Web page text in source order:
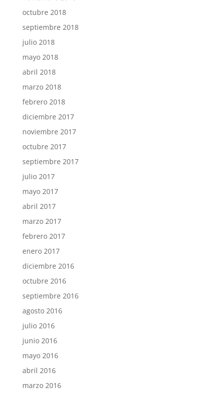
octubre 2018
septiembre 2018
julio 2018
mayo 2018
abril 2018
marzo 2018
febrero 2018
diciembre 2017
noviembre 2017
octubre 2017
septiembre 2017
julio 2017
mayo 2017
abril 2017
marzo 2017
febrero 2017
enero 2017
diciembre 2016
octubre 2016
septiembre 2016
agosto 2016
julio 2016
junio 2016
mayo 2016
abril 2016
marzo 2016